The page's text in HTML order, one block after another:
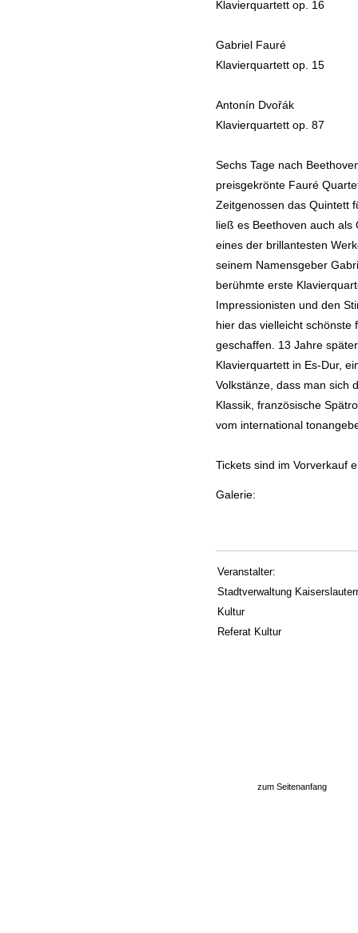
Klavierquartett op. 16
Gabriel Fauré
Klavierquartett op. 15
Antonín Dvořák
Klavierquartett op. 87
Sechs Tage nach
preisgekrönte Fauré
Zeitgenossen das Quintett
ließ es Beethoven auch
eines der brillantesten
seinem Namensgeber
berühmte erste
Impressionisten und den
hier das vielleicht schönste
geschaffen. 13 Jahre
Klavierquartett in Es-Dur,
Volkstänze, dass man sich
Klassik, französische
vom international
Tickets sind im Vorverkauf
Galerie:
Veranstalter:
Stadtverwaltung
Kultur
Referat Kultur
zum Seitenanfang